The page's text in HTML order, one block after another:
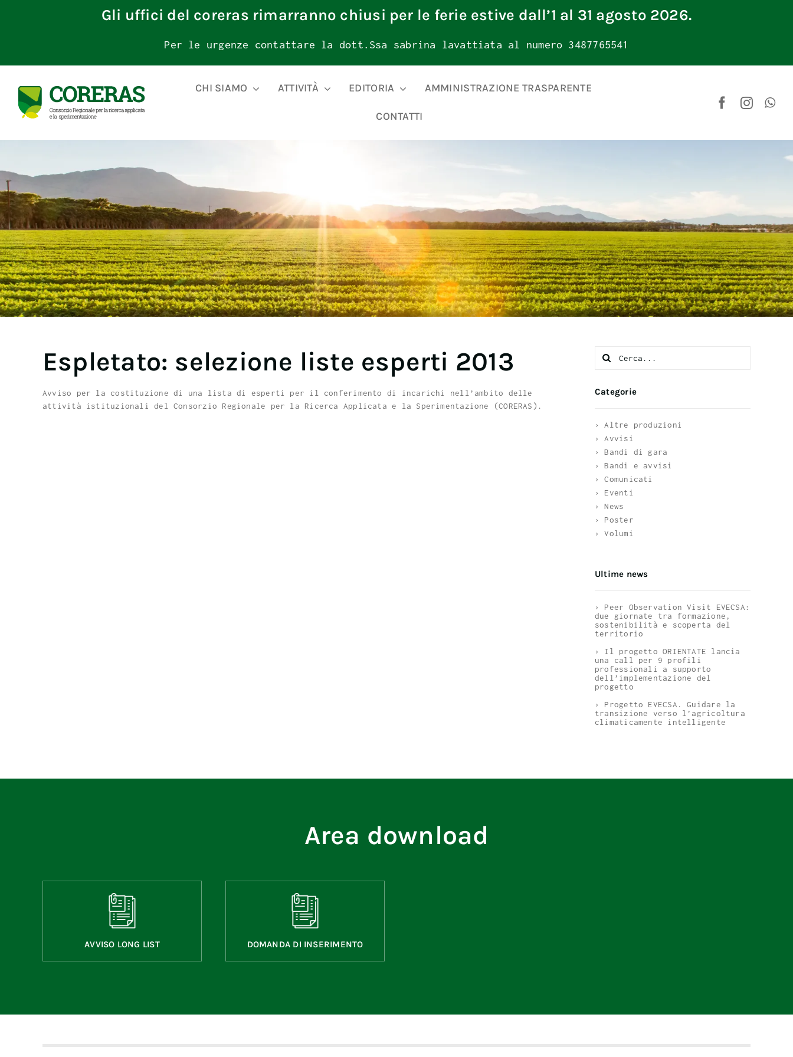
Gli uffici del coreras rimarranno chiusi per le ferie estive dall’1 al 31 agosto 2026.
Per le urgenze contattare la dott.Ssa sabrina lavattiata al numero 3487765541
CHI SIAMO ATTIVITÀ EDITORIA AMMINISTRAZIONE TRASPARENTE
CONTATTI
Espletato: selezione liste esperti 2013
Avviso per la costituzione di una lista di esperti per il conferimento di incarichi nell’ambito delle
attività istituzionali del Consorzio Regionale per la Ricerca Applicata e la Sperimentazione (CORERAS).
Search
for:
Categorie
› Altre produzioni
› Avvisi
› Bandi di gara
› Bandi e avvisi
› Comunicati
› Eventi
› News
› Poster
› Volumi
Ultime news
› Peer Observation Visit EVECSA:
due giornate tra formazione,
sostenibilità e scoperta del
territorio
› Il progetto ORIENTATE lancia
una call per 9 profili
professionali a supporto
dell’implementazione del
progetto
› Progetto EVECSA. Guidare la
transizione verso l’agricoltura
climaticamente intelligente
Area download
AVVISO LONG LIST DOMANDA DI INSERIMENTO